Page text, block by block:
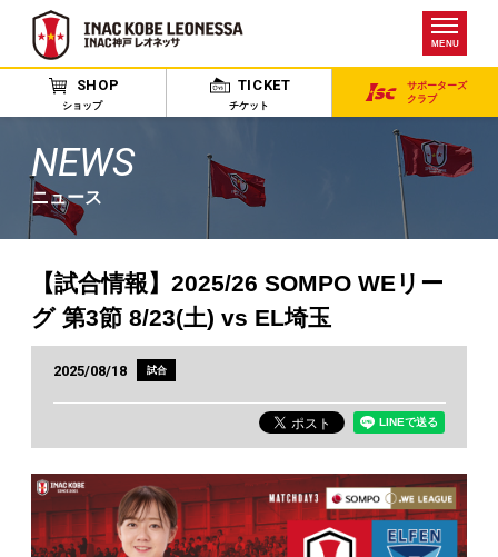
MENU
SHOP
ショップ
TICKET
チケット
サポーターズ
クラブ
NEWS
ニュース
【試合情報】2025/26 SOMPO WEリー
グ 第3節 8/23(土) vs EL埼玉
2025/08/18 試合